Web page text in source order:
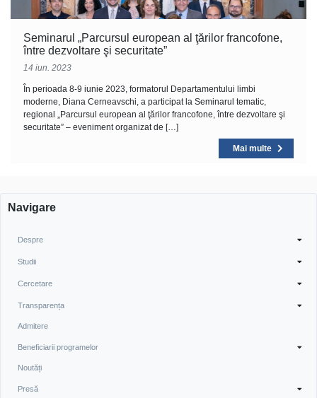
Seminarul „Parcursul european al ţărilor francofone,
între dezvoltare şi securitate”
14 iun. 2023
În perioada 8-9 iunie 2023, formatorul Departamentului limbi
moderne, Diana Cerneavschi, a participat la Seminarul tematic,
regional „Parcursul european al ţărilor francofone, între dezvoltare şi
securitate” – eveniment organizat de […]
Mai multe
Navigare
Despre
Studii
Cercetare
Transparența
Admitere
Beneficiarii programelor
Noutăți
Presă